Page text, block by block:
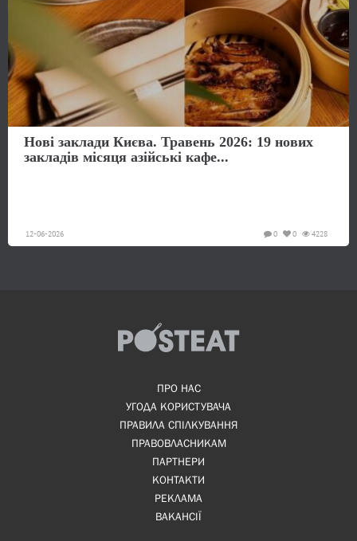
Нові заклади Києва. Травень 2026: 19 нових
закладів місяця азійські кафе...
12-06-2026 4228
0
0
ПРО НАС
УГОДА КОРИСТУВАЧА
ПРАВИЛА СПІЛКУВАННЯ
ПРАВОВЛАСНИКАМ
ПАРТНЕРИ
КОНТАКТИ
РЕКЛАМА
ВАКАНСІЇ